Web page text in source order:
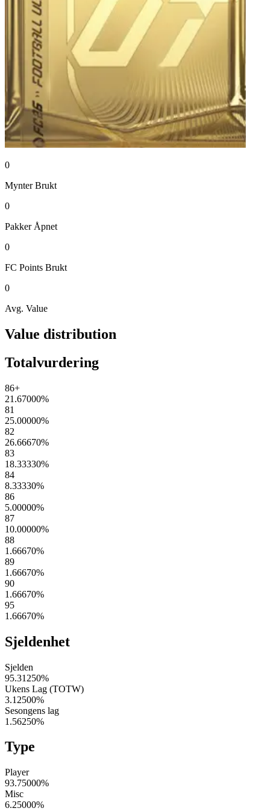
0
Mynter Brukt
0
Pakker Åpnet
0
FC Points Brukt
0
Avg. Value
Value distribution
Totalvurdering
86+
21.67000%
81
25.00000%
82
26.66670%
83
18.33330%
84
8.33330%
86
5.00000%
87
10.00000%
88
1.66670%
89
1.66670%
90
1.66670%
95
1.66670%
Sjeldenhet
Sjelden
95.31250%
Ukens Lag (TOTW)
3.12500%
Sesongens lag
1.56250%
Type
Player
93.75000%
Misc
6.25000%